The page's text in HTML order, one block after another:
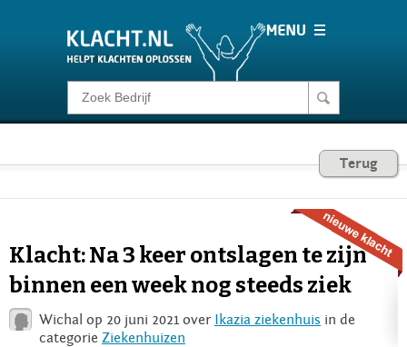
Klacht melden
Consumentenrecht
Voor Bedrijven
Login
Terug
Klacht: Na 3 keer ontslagen te zijn
binnen een week nog steeds ziek
Wichal op 20 juni 2021 over Ikazia ziekenhuis in de
categorie Ziekenhuizen